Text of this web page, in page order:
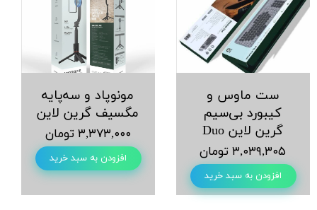
ست ماوس و
کیبورد بی‌سیم
گرین لاین Duo
۳,۰۳۹,۳۰۵ تومان
افزودن به سبد خرید
مونوپاد و سه‌پایه
مگسیف گرین لاین
۳,۳۷۳,۰۰۰ تومان
افزودن به سبد خرید